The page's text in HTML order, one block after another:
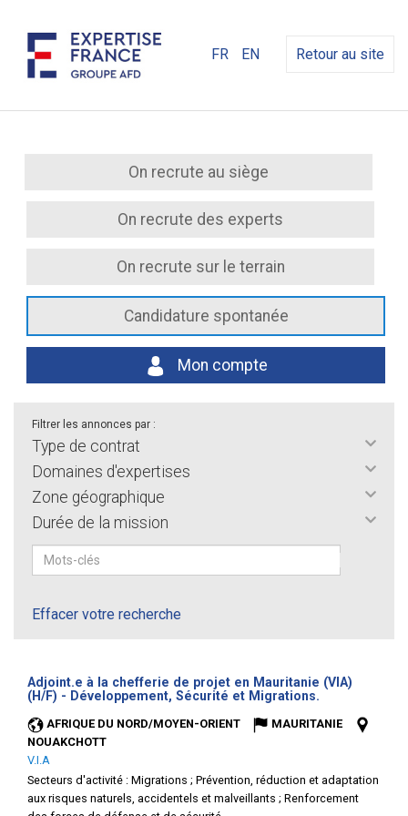
FR EN Retour au site
On recrute au siège
On recrute des experts
On recrute sur le terrain
Candidature spontanée
Mon compte
Filtrer les annonces par :
Type de contrat
Domaines d'expertises
Zone géographique
Durée de la mission
Effacer votre recherche
Adjoint.e à la chefferie de projet en Mauritanie (VIA)
(H/F) - Développement, Sécurité et Migrations.
AFRIQUE DU NORD/MOYEN-ORIENT
MAURITANIE
NOUAKCHOTT
V.I.A
Secteurs d'activité : Migrations ; Prévention, réduction et adaptation
aux risques naturels, accidentels et malveillants ; Renforcement